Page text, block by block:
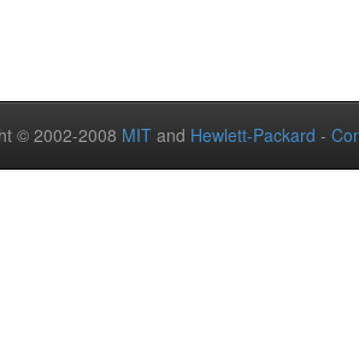
© 2002-2008 MIT and Hewlett-Packard -